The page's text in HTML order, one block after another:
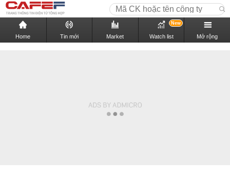
Home Tin mới Market Watch list
New
Mở rộng